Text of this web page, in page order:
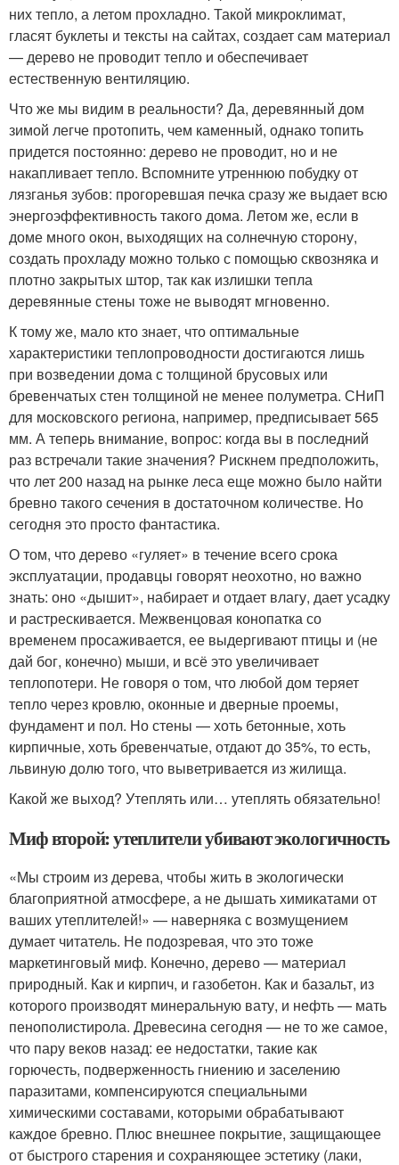
них тепло, а летом прохладно. Такой микроклимат,
гласят буклеты и тексты на сайтах, создает сам материал
— дерево не проводит тепло и обеспечивает
естественную вентиляцию.
Что же мы видим в реальности? Да, деревянный дом
зимой легче протопить, чем каменный, однако топить
придется постоянно: дерево не проводит, но и не
накапливает тепло. Вспомните утреннюю побудку от
лязганья зубов: прогоревшая печка сразу же выдает всю
энергоэффективность такого дома. Летом же, если в
доме много окон, выходящих на солнечную сторону,
создать прохладу можно только с помощью сквозняка и
плотно закрытых штор, так как излишки тепла
деревянные стены тоже не выводят мгновенно.
К тому же, мало кто знает, что оптимальные
характеристики теплопроводности достигаются лишь
при возведении дома с толщиной брусовых или
бревенчатых стен толщиной не менее полуметра. СНиП
для московского региона, например, предписывает 565
мм. А теперь внимание, вопрос: когда вы в последний
раз встречали такие значения? Рискнем предположить,
что лет 200 назад на рынке леса еще можно было найти
бревно такого сечения в достаточном количестве. Но
сегодня это просто фантастика.
О том, что дерево «гуляет» в течение всего срока
эксплуатации, продавцы говорят неохотно, но важно
знать: оно «дышит», набирает и отдает влагу, дает усадку
и растрескивается. Межвенцовая конопатка со
временем просаживается, ее выдергивают птицы и (не
дай бог, конечно) мыши, и всё это увеличивает
теплопотери. Не говоря о том, что любой дом теряет
тепло через кровлю, оконные и дверные проемы,
фундамент и пол. Но стены — хоть бетонные, хоть
кирпичные, хоть бревенчатые, отдают до 35%, то есть,
львиную долю того, что выветривается из жилища.
Какой же выход? Утеплять или… утеплять обязательно!
Миф второй: утеплители убивают экологичность
«Мы строим из дерева, чтобы жить в экологически
благоприятной атмосфере, а не дышать химикатами от
ваших утеплителей!» — наверняка с возмущением
думает читатель. Не подозревая, что это тоже
маркетинговый миф. Конечно, дерево — материал
природный. Как и кирпич, и газобетон. Как и базальт, из
которого производят минеральную вату, и нефть — мать
пенополистирола. Древесина сегодня — не то же самое,
что пару веков назад: ее недостатки, такие как
горючесть, подверженность гниению и заселению
паразитами, компенсируются специальными
химическими составами, которыми обрабатывают
каждое бревно. Плюс внешнее покрытие, защищающее
от быстрого старения и сохраняющее эстетику (лаки,